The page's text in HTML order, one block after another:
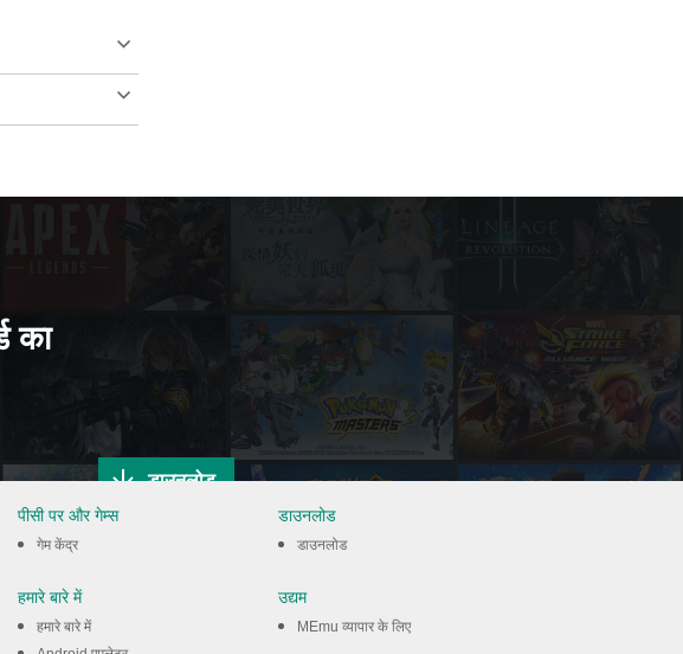
का
डाउनलोड
पीसी पर और गेम्स
गेम केंद्र
हमारे बारे में
हमारे बारे में
डाउनलोड
डाउनलोड
उद्यम
MEmu व्यापार के लिए